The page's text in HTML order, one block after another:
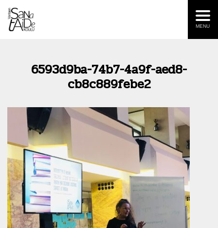
MENU
6593d9ba-74b7-4a9f-aed8-
cb8c889febe2